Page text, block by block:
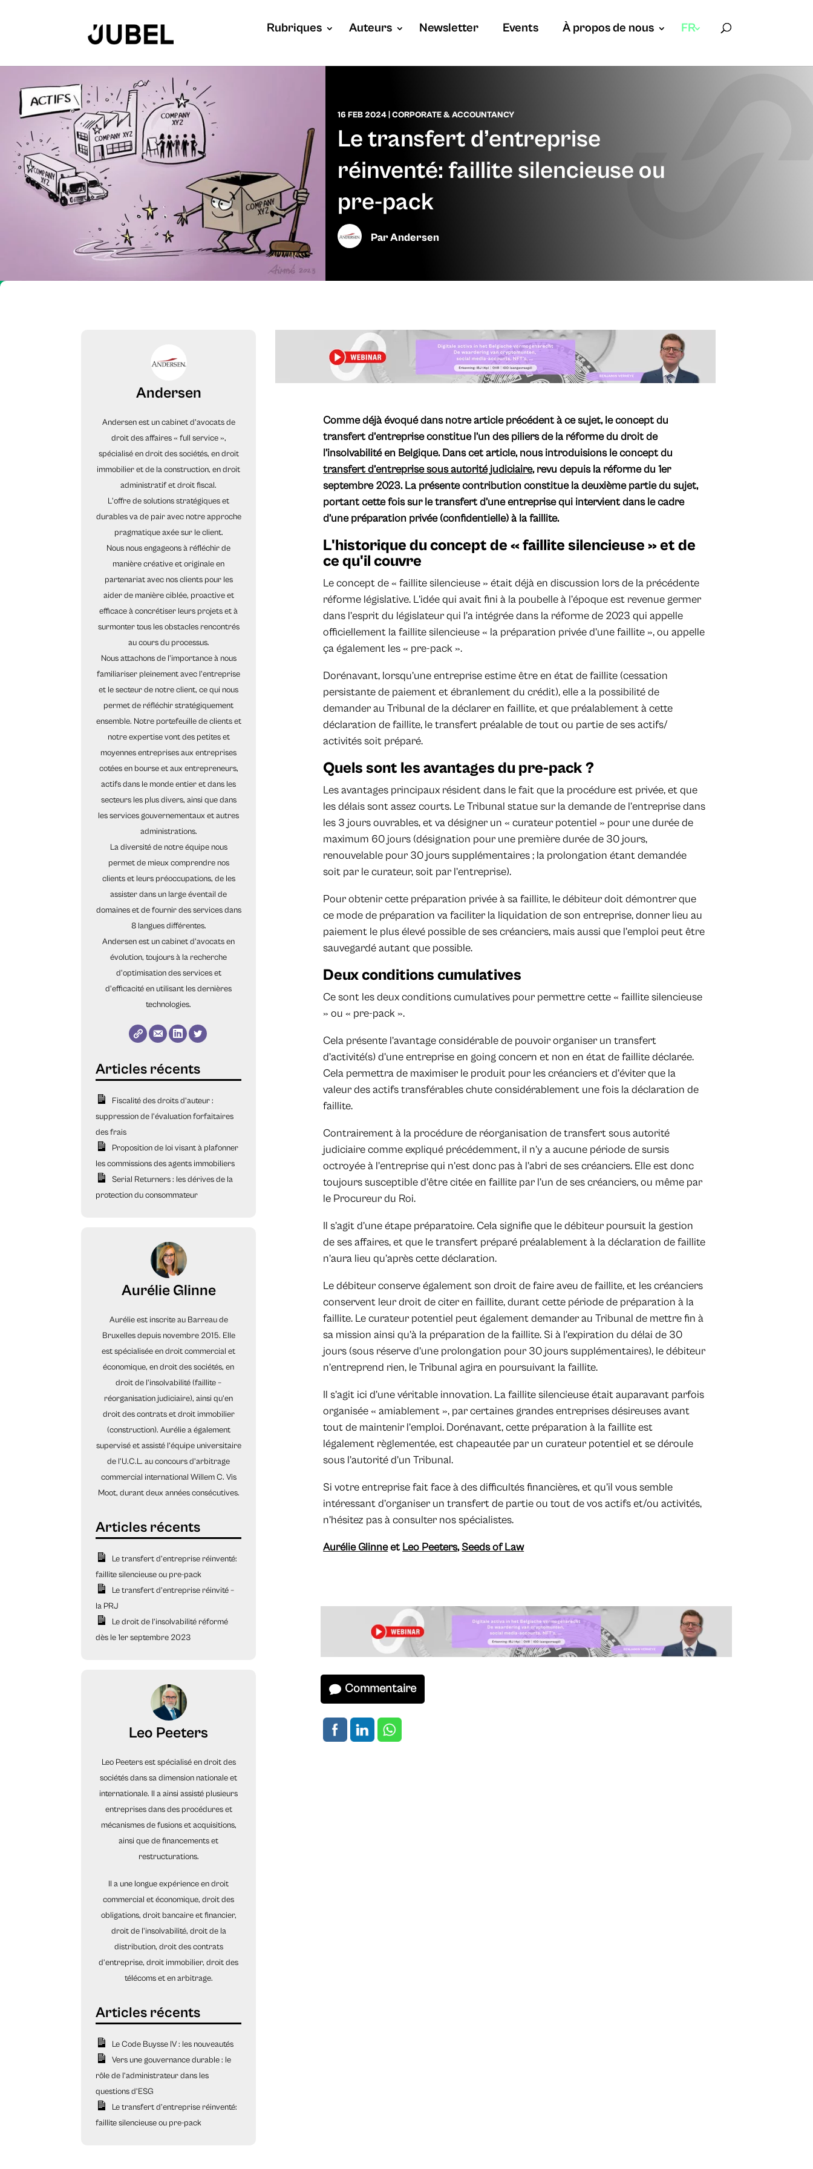
Rubriques Auteurs Newsletter Events À propos de nous FR
16 FEB 2024| CORPORATE & ACCOUNTANCY
Le transfert d’entreprise
réinventé: faillite silencieuse ou
pre-pack
ParAndersen
Andersen
Andersen est un cabinet d’avocats de
droit des affaires « full service »,
spécialisé en droit des sociétés, en droit
immobilier et de la construction, en droit
administratif et droit fiscal.
L'offre de solutions stratégiques et
durables va de pair avec notre approche
pragmatique axée sur le client.
Nous nous engageons à réfléchir de
manière créative et originale en
partenariat avec nos clients pour les
aider de manière ciblée, proactive et
efficace à concrétiser leurs projets et à
surmonter tous les obstacles rencontrés
au cours du processus.
Nous attachons de l'importance à nous
familiariser pleinement avec l'entreprise
et le secteur de notre client, ce qui nous
permet de réfléchir stratégiquement
ensemble. Notre portefeuille de clients et
notre expertise vont des petites et
moyennes entreprises aux entreprises
cotées en bourse et aux entrepreneurs,
actifs dans le monde entier et dans les
secteurs les plus divers, ainsi que dans
les services gouvernementaux et autres
administrations.
La diversité de notre équipe nous
permet de mieux comprendre nos
clients et leurs préoccupations, de les
assister dans un large éventail de
domaines et de fournir des services dans
8 langues différentes.
Andersen est un cabinet d'avocats en
évolution, toujours à la recherche
d'optimisation des services et
d'efficacité en utilisant les dernières
technologies.
Fiscalité des droits d’auteur :
suppression de l’évaluation forfaitaires
des frais
Proposition de loi visant à plafonner
les commissions des agents immobiliers
Serial Returners : les dérives de la
protection du consommateur
Aurélie Glinne
Aurélie est inscrite au Barreau de
Bruxelles depuis novembre 2015. Elle
est spécialisée en droit commercial et
économique, en droit des sociétés, en
droit de l'insolvabilité (faillite –
réorganisation judiciaire), ainsi qu’en
droit des contrats et droit immobilier
(construction). Aurélie a également
supervisé et assisté l’équipe universitaire
de l’U.C.L. au concours d’arbitrage
commercial international Willem C. Vis
Moot, durant deux années consécutives.
Le transfert d’entreprise réinventé:
faillite silencieuse ou pre-pack
Le transfert d’entreprise réinvité –
la PRJ
Le droit de l’insolvabilité réformé
dès le 1er septembre 2023
Leo Peeters
Leo Peeters est spécialisé en droit des
sociétés dans sa dimension nationale et
internationale. Il a ainsi assisté plusieurs
entreprises dans des procédures et
mécanismes de fusions et acquisitions,
ainsi que de financements et
restructurations.
Il a une longue expérience en droit
commercial et économique, droit des
obligations, droit bancaire et financier,
droit de l'insolvabilité, droit de la
distribution, droit des contrats
d’entreprise, droit immobilier, droit des
télécoms et en arbitrage.
Le Code Buysse IV : les nouveautés
Vers une gouvernance durable : le
rôle de l’administrateur dans les
questions d’ESG
Le transfert d’entreprise réinventé:
faillite silencieuse ou pre-pack
Comme déjà évoqué dans notre article précédent à ce sujet, le concept du
transfert d’entreprise constitue l’un des piliers de la réforme du droit de
l’insolvabilité en Belgique. Dans cet article, nous introduisions le concept du
transfert d’entreprise sous autorité judiciaire, revu depuis la réforme du 1er
septembre 2023. La présente contribution constitue la deuxième partie du sujet,
portant cette fois sur le transfert d’une entreprise qui intervient dans le cadre
d’une préparation privée (confidentielle) à la faillite.
L'historique du concept de « faillite silencieuse » et de
ce qu'il couvre
Le concept de « faillite silencieuse » était déjà en discussion lors de la précédente
réforme législative. L’idée qui avait fini à la poubelle à l’époque est revenue germer
dans l’esprit du législateur qui l’a intégrée dans la réforme de 2023 qui appelle
officiellement la faillite silencieuse « la préparation privée d’une faillite », ou appelle
ça également les « pre-pack ».
Dorénavant, lorsqu’une entreprise estime être en état de faillite (cessation
persistante de paiement et ébranlement du crédit), elle a la possibilité de
demander au Tribunal de la déclarer en faillite, et que préalablement à cette
déclaration de faillite, le transfert préalable de tout ou partie de ses actifs/
activités soit préparé.
Quels sont les avantages du pre-pack ?
Les avantages principaux résident dans le fait que la procédure est privée, et que
les délais sont assez courts. Le Tribunal statue sur la demande de l’entreprise dans
les 3 jours ouvrables, et va désigner un « curateur potentiel » pour une durée de
maximum 60 jours (désignation pour une première durée de 30 jours,
renouvelable pour 30 jours supplémentaires ; la prolongation étant demandée
soit par le curateur, soit par l’entreprise).
Pour obtenir cette préparation privée à sa faillite, le débiteur doit démontrer que
ce mode de préparation va faciliter la liquidation de son entreprise, donner lieu au
paiement le plus élevé possible de ses créanciers, mais aussi que l’emploi peut être
sauvegardé autant que possible.
Deux conditions cumulatives
Ce sont les deux conditions cumulatives pour permettre cette « faillite silencieuse
» ou « pre-pack ».
Cela présente l’avantage considérable de pouvoir organiser un transfert
d’activité(s) d’une entreprise en going concern et non en état de faillite déclarée.
Cela permettra de maximiser le produit pour les créanciers et d’éviter que la
valeur des actifs transférables chute considérablement une fois la déclaration de
faillite.
Contrairement à la procédure de réorganisation de transfert sous autorité
judiciaire comme expliqué précédemment, il n’y a aucune période de sursis
octroyée à l’entreprise qui n’est donc pas à l’abri de ses créanciers. Elle est donc
toujours susceptible d’être citée en faillite par l’un de ses créanciers, ou même par
le Procureur du Roi.
Il s’agit d’une étape préparatoire. Cela signifie que le débiteur poursuit la gestion
de ses affaires, et que le transfert préparé préalablement à la déclaration de faillite
n’aura lieu qu’après cette déclaration.
Le débiteur conserve également son droit de faire aveu de faillite, et les créanciers
conservent leur droit de citer en faillite, durant cette période de préparation à la
faillite. Le curateur potentiel peut également demander au Tribunal de mettre fin à
sa mission ainsi qu’à la préparation de la faillite. Si à l’expiration du délai de 30
jours (sous réserve d’une prolongation pour 30 jours supplémentaires), le débiteur
n’entreprend rien, le Tribunal agira en poursuivant la faillite.
Il s’agit ici d’une véritable innovation. La faillite silencieuse était auparavant parfois
organisée « amiablement », par certaines grandes entreprises désireuses avant
tout de maintenir l’emploi. Dorénavant, cette préparation à la faillite est
légalement règlementée, est chapeautée par un curateur potentiel et se déroule
sous l’autorité d’un Tribunal.
Si votre entreprise fait face à des difficultés financières, et qu’il vous semble
intéressant d’organiser un transfert de partie ou tout de vos actifs et/ou activités,
n’hésitez pas à consulter nos spécialistes.
Aurélie Glinneet Leo Peeters, Seeds of Law
Commentaire